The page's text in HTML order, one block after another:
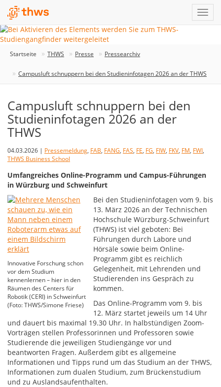
Startseite THWS Presse Pressearchiv
Campusluft schnuppern bei den Studieninfotagen 2026 an der THWS
Campusluft schnuppern bei den
Studieninfotagen 2026 an der
THWS
04.03.2026 | Pressemeldung, FAB, FANG, FAS, FE, FG, FIW, FKV, FM, FWI,
THWS Business School
Umfangreiches Online-Programm und Campus-Führungen
in Würzburg und Schweinfurt
Innovative Forschung schon
vor dem Studium
kennenlernen – hier in den
Räumen des Centers für
Robotik (CERI) in Schweinfurt
(Foto: THWS/Simone Friese)
Bei den Studieninfotagen vom 9. bis
13. März 2026 an der Technischen
Hochschule Würzburg-Schweinfurt
(THWS) ist viel geboten: Bei
Führungen durch Labore und
Hörsäle sowie beim Online-
Programm gibt es reichlich
Gelegenheit, mit Lehrenden und
Studierenden ins Gespräch zu
kommen.
Das Online-Programm vom 9. bis
12. März startet jeweils um 14 Uhr
und dauert bis maximal 19.30 Uhr. In halbstündigen Zoom-
Vorträgen stellen Professorinnen und Professoren sowie
Studierende die jeweiligen Studiengänge vor und
beantworten Fragen. Außerdem gibt es allgemeine
Informationen und Tipps rund um das Studium an der THWS,
Informationen zum dualen Studium, zum Brückenstudium
und zu Auslandsaufenthalten.